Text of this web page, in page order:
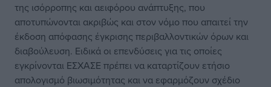
της ισόρροπης και αειφόρου ανάπτυξης, που
αποτυπώνονται ακριβώς και στον νόμο που απαιτεί την
έκδοση απόφασης έγκρισης περιβαλλοντικών όρων και
διαβούλευση. Ειδικά οι επενδύσεις για τις οποίες
εγκρίνονται ΕΣΧΑΣΕ πρέπει να καταρτίζουν ετήσιο
απολογισμό βιωσιμότητας και να εφαρμόζουν σχέδιο